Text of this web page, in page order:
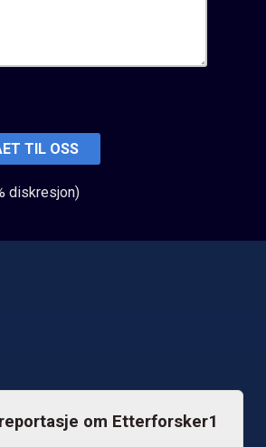
diskresjon)
om Etterforsker1